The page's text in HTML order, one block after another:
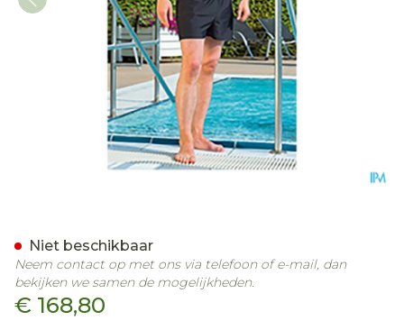
€ 168,80
Niet beschikbaar
Neem contact op met ons via telefoon of e-mail, dan
bekijken we samen de mogelijkheden.